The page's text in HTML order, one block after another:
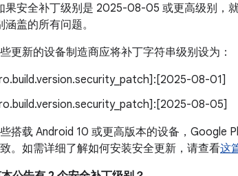
果安全补丁级别是 2025-08-05 或更高级别，
涵盖的所有问题。
更新的设备制造商应将补丁字符串级别设为：
08-01]
08-05]
搭载 Android 10 或更高版本的设备，Google
。如需详细了解如何安装安全更新，请查看这